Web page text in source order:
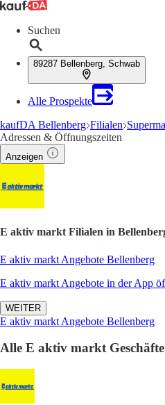
Suchen
89287 Bellenberg, Schwab
Alle Prospekte
kaufDA Bellenberg Filialen
Adressen & Öffnungszeiten
Anzeigen
E aktiv markt Filialen in
E aktiv markt Angebote Bellenberg
E aktiv markt Angebote in der App
WEITER
E aktiv markt Angebote Bellenberg
Alle E aktiv markt